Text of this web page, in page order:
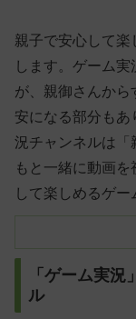
親子で安心して楽
します。ゲーム
が、親御さんから
安になる部分もあ
況チャンネルは「
もと一緒に動画
して楽しめるゲー
「ゲーム実
ル